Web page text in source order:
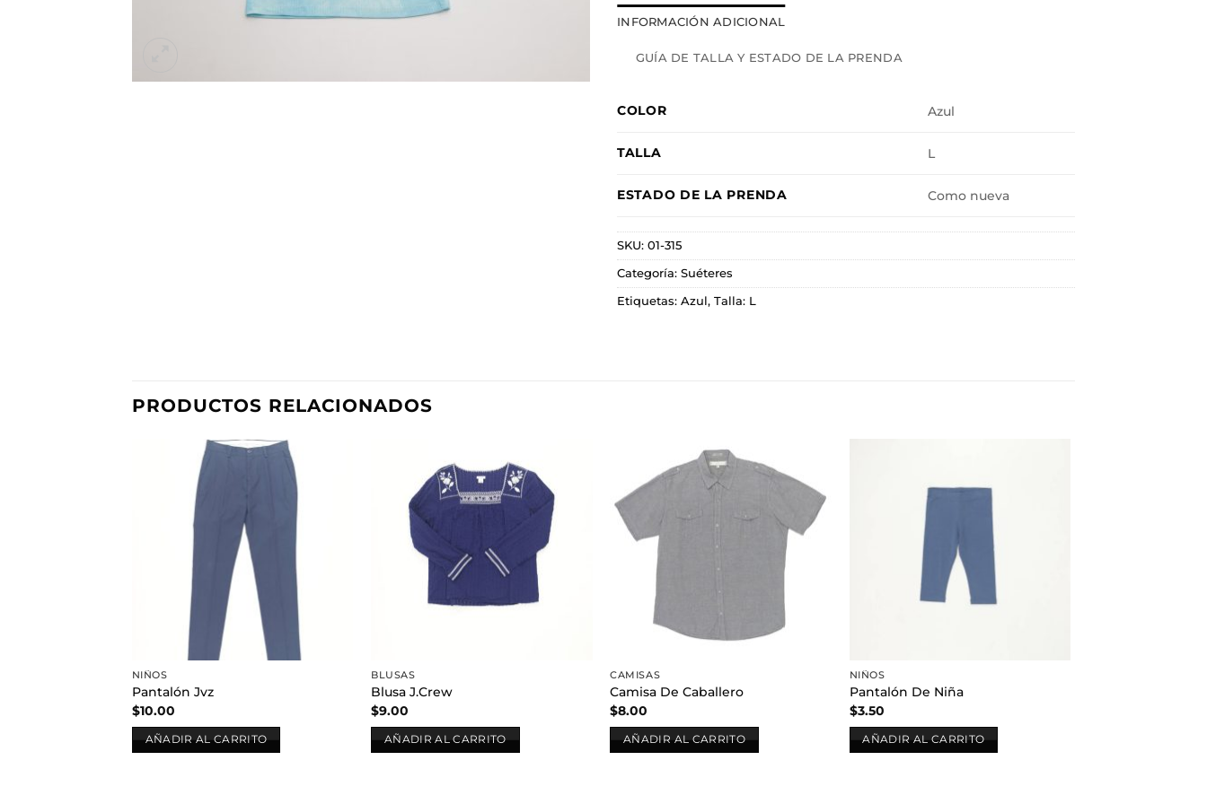
INFORMACIÓN ADICIONAL
GUÍA DE TALLA Y ESTADO DE LA PRENDA
COLOR Azul
TALLA L
ESTADO DE LA PRENDA Como nueva
SKU: 01-315
Categoría: Suéteres
Etiquetas: Azul, Talla: L
PRODUCTOS RELACIONADOS
NIÑOS
Pantalón Jvz
$10.00
AÑADIR AL CARRITO
Añadir
a la
lista de
deseos
BLUSAS
Blusa J.Crew
$9.00
AÑADIR AL CARRITO
Añadir
lista de
deseos
CAMISAS
Camisa De Caballero
$8.00
AÑADIR AL CARRITO
NIÑOS
Pantalón De Niña
$3.50
AÑADIR AL CARRITO